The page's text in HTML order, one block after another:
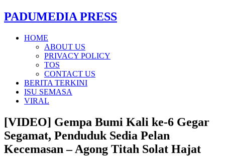
PADUMEDIA PRESS
HOME
ABOUT US
PRIVACY POLICY
TOS
CONTACT US
BERITA TERKINI
ISU SEMASA
VIRAL
[VIDEO] Gempa Bumi Kali ke-6 Gegar
Segamat, Penduduk Sedia Pelan
Kecemasan – Agong Titah Solat Hajat